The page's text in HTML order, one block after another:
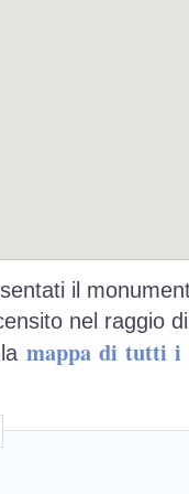
il
nel raggio
mappa di tutti i